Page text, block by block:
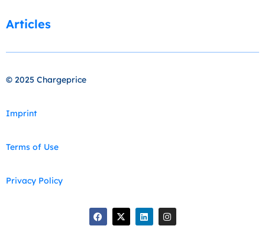
Articles
© 2025 Chargeprice
Imprint
Terms of Use
Privacy Policy